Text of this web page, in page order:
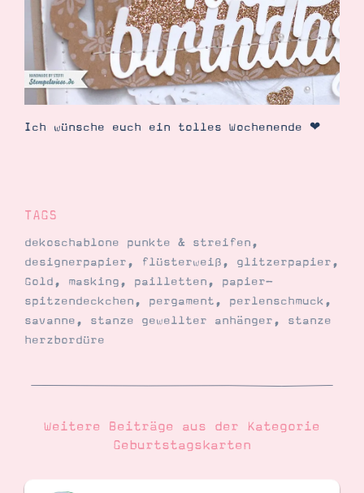
Ich wünsche euch ein tolles Wochenende ❤
TAGS
dekoschablone punkte & streifen,
designerpapier, flüsterweiß, glitzerpapier,
Gold, masking, pailletten, papier-
spitzendeckchen, pergament, perlenschmuck,
savanne, stanze gewellter anhänger, stanze
herzbordüre
Weitere Beiträge aus der Kategorie
Geburtstagskarten